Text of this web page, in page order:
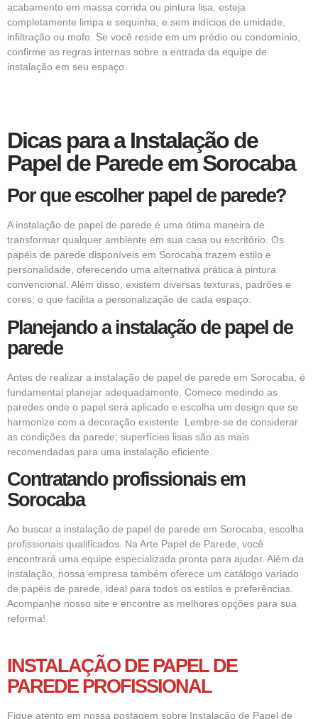
acabamento em massa corrida ou pintura lisa, esteja
completamente limpa e sequinha, e sem indícios de umidade,
infiltração ou mofo. Se você reside em um prédio ou condomínio,
confirme as regras internas sobre a entrada da equipe de
instalação em seu espaço.
Dicas para a Instalação de
Papel de Parede em Sorocaba
Por que escolher papel de parede?
A instalação de papel de parede é uma ótima maneira de
transformar qualquer ambiente em sua casa ou escritório. Os
papéis de parede disponíveis em Sorocaba trazem estilo e
personalidade, oferecendo uma alternativa prática à pintura
convencional. Além disso, existem diversas texturas, padrões e
cores, o que facilita a personalização de cada espaço.
Planejando a instalação de papel de
parede
Antes de realizar a instalação de papel de parede em Sorocaba, é
fundamental planejar adequadamente. Comece medindo as
paredes onde o papel será aplicado e escolha um design que se
harmonize com a decoração existente. Lembre-se de considerar
as condições da parede; superfícies lisas são as mais
recomendadas para uma instalação eficiente.
Contratando profissionais em
Sorocaba
Ao buscar a instalação de papel de parede em Sorocaba, escolha
profissionais qualificados. Na Arte Papel de Parede, você
encontrará uma equipe especializada pronta para ajudar. Além da
instalação, nossa empresa também oferece um catálogo variado
de papéis de parede, ideal para todos os estilos e preferências.
Acompanhe nosso site e encontre as melhores opções para sua
reforma!
INSTALAÇÃO DE PAPEL DE
PAREDE PROFISSIONAL
Fique atento em nossa postagem sobre Instalação de Papel de